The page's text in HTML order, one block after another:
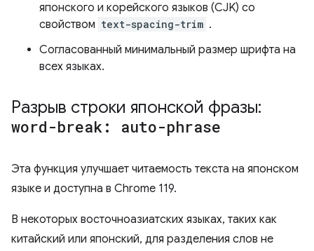
японского и корейского языков (CJK) со
свойством text-spacing-trim .
Согласованный минимальный размер шрифта на
всех языках.
Разрыв строки японской фразы:
word-break: auto-phrase
Эта функция улучшает читаемость текста на японском
языке и доступна в Chrome 119.
В некоторых восточноазиатских языках, таких как
китайский или японский, для разделения слов не